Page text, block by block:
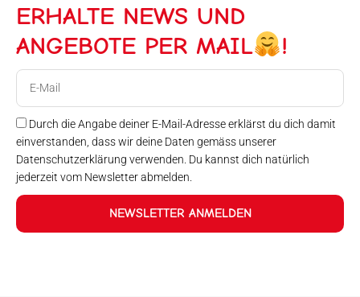
ERHALTE NEWS UND
ANGEBOTE PER MAIL
!
Durch die Angabe deiner E-Mail-Adresse erklärst du dich damit
einverstanden, dass wir deine Daten gemäss unserer
Datenschutzerklärung verwenden. Du kannst dich natürlich
jederzeit vom Newsletter abmelden.
NEWSLETTER ANMELDEN